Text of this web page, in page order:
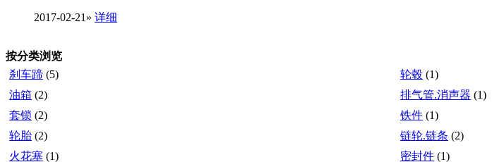
2017-02-21 » 详细
按分类浏览
刹车蹄 (5) 轮毂 (1)
油箱 (2) 排气管.消声器 (1)
套锁 (2) 铁件 (1)
轮胎 (2) 链轮.链条 (2)
火花塞 (1) 密封件 (1)